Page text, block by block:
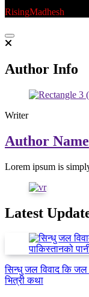
RisingMadhesh
Author Info
Writer
Author Name
Lorem ipsum is
Latest
सिन्धु जल विवाद कि
भित्री कथा